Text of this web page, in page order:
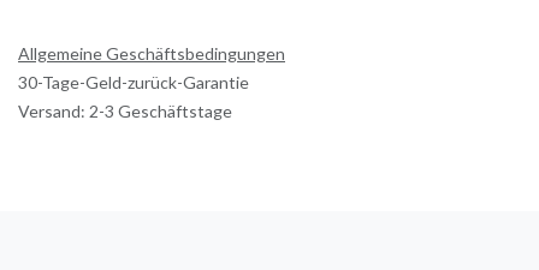
Allgemeine Geschäftsbedingungen
30-Tage-Geld-zurück-Garantie
Versand: 2-3 Geschäftstage